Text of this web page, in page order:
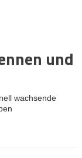
und
wachsende